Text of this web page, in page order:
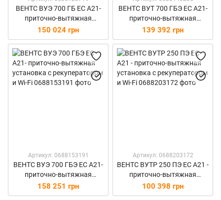
ВЕНТС ВУЭ 700 ГБ ЕС А21-
приточно-вытяжная
установка с рекуператором
и Wi-Fi
150 024 грн
ВЕНТС ВУТ 700 ГБЭ ЕС А21-
приточно-вытяжная
установка с рекуператором
и Wi-Fi
139 392 грн
Артикул: 0688153191
ВЕНТС ВУЭ 700 ГБЭ ЕС А21-
приточно-вытяжная
установка с рекуператором
и Wi-Fi
158 251 грн
Артикул: 0688203172
ВЕНТС ВУТР 250 ПЭ ЕС А21 -
приточно-вытяжная
установка с рекуператором
и Wi-Fi
100 398 грн